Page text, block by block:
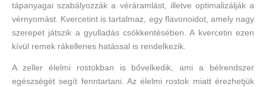
tápanyagai szabályozzák a véráramlást, illetve optimalizálják a
vérnyomást. Kvercetint is tartalmaz, egy flavonoidot, amely nagy
szerepet játszik a gyulladás csökkentésében. A kvercetin ezen
kívül remek rákellenes hatással is rendelkezik.
A zeller élelmi rostokban is bővelkedik, ami a bélrendszer
egészségét segít fenntartani. Az élelmi rostok miatt érezhetjük